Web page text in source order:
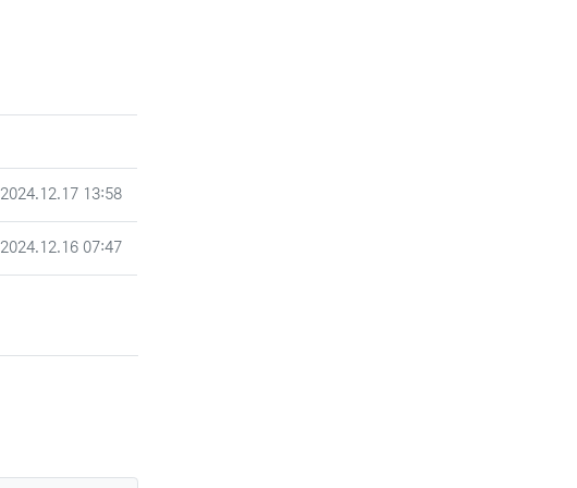
작성일
2024.12.17 13:58
작성일
2024.12.16 07:47